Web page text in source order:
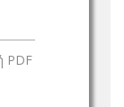
PDF